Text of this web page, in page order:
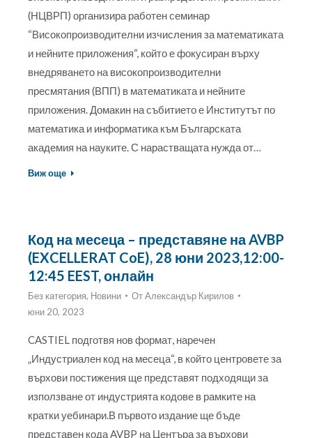
(НЦВРП) организира работен семинар
“Високопроизводителни изчисления за математиката
и нейните приложения“, който е фокусиран върху
внедряването на високопроизводителни
пресмятания (ВПП) в математиката и нейните
приложения. Домакин на събитието е Институтът по
математика и информатика към Българската
академия на науките. С нарастващата нужда от…
Виж още
Код на месеца – представяне на AVBP
(EXCELLERAT CoE), 28 юни 2023,12:00-
12:45 EEST, онлайн
Без категория, Новини ОтАлександър Кирилов
юни 20, 2023
CASTIEL подготвя нов формат, наречен
„Индустриален код на месеца“, в който центровете за
върхови постижения ще представят подходящи за
използване от индустрията кодове в рамките на
кратки уебинари.В първото издание ще бъде
представен кода AVBP на Центъра за върхови